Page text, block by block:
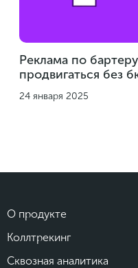
Реклама по
продвигаться без
24 января 2025
О продукте
Коллтрекинг
Сквозная аналитика